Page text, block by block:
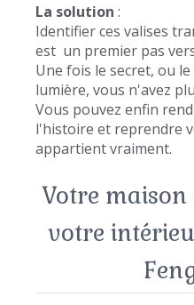
La solution :
Identifier ces valises
est un premier pas
Une fois le secret, ou
lumière, vous n'avez
Vous pouvez enfin
l'histoire et reprendre
appartient vraiment.
Votre
votre